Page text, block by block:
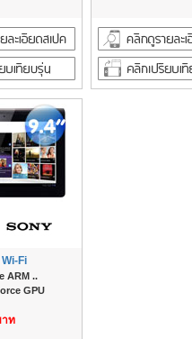
Fi
ARM ..
GPU
าท